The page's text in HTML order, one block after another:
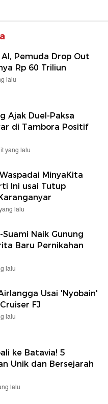
Pemuda Drop Out
Rp 60 Triliun
lalu
Ajak Duel-Paksa
di Tambora Positif
yang lalu
MinyaKita
Ini usai Tutup
lalu
Naik Gunung
Baru Pernikahan
lalu
Usai 'Nyobain'
FJ
lalu
ke Batavia! 5
Unik dan Bersejarah
lalu